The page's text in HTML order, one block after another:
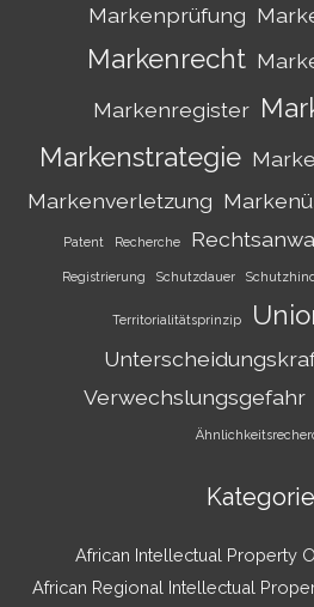
Markenprüfung
Markenrecht
Markenregister
Markenstrategie
Markenverletzung
Patent Recherche
Registrierung Schutzdauer
Territorialitätsprinzip
Verwechslungsgefahr
African Intellectual Property
African Regional Intellectual